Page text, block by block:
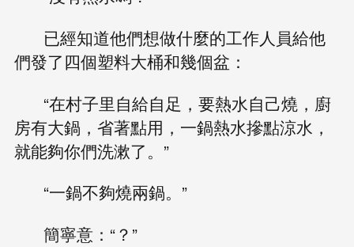
已經知道他們想做什麼的工作人員給他
們發了四個塑料大桶和幾個盆：
“在村子里自給自足，要熱水自己燒，廚
房有大鍋，省著點用，一鍋熱水摻點涼水，
就能夠你們洗漱了。”
“一鍋不夠燒兩鍋。”
簡寧意：“？”